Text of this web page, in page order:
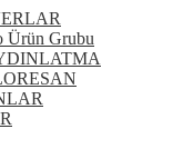
Ürün Grubu